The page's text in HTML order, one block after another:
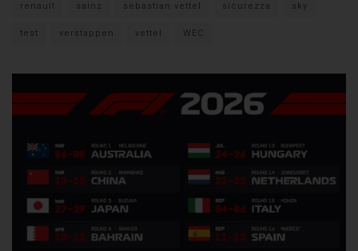
renault sainz sebastian vettel sicurezza sky
test verstappen vettel WEC